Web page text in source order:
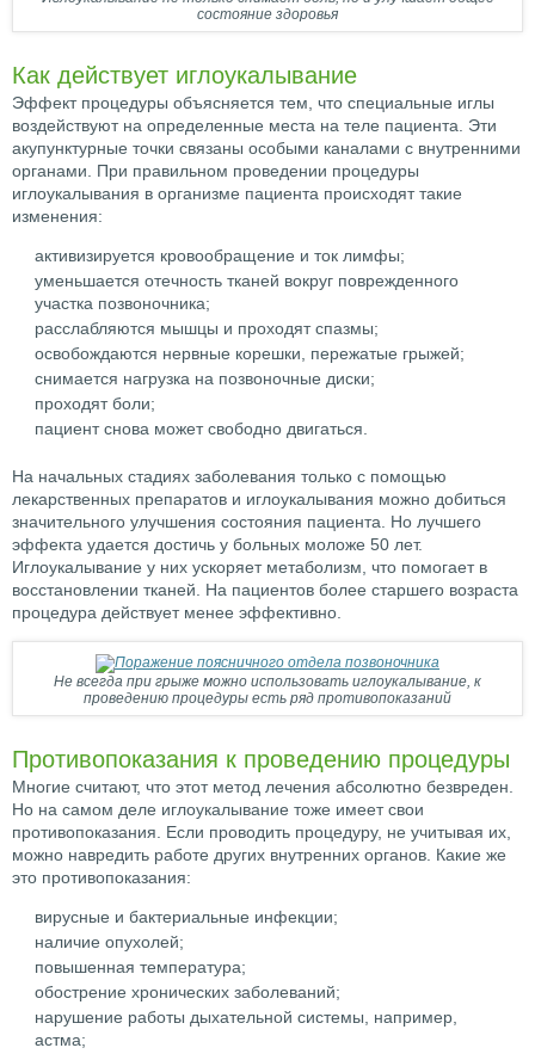
состояние здоровья
Как действует иглоукалывание
Эффект процедуры объясняется тем, что специальные иглы
воздействуют на определенные места на теле пациента. Эти
акупунктурные точки связаны особыми каналами с внутренними
органами. При правильном проведении процедуры
иглоукалывания в организме пациента происходят такие
изменения:
активизируется кровообращение и ток лимфы;
уменьшается отечность тканей вокруг поврежденного
участка позвоночника;
расслабляются мышцы и проходят спазмы;
освобождаются нервные корешки, пережатые грыжей;
снимается нагрузка на позвоночные диски;
проходят боли;
пациент снова может свободно двигаться.
На начальных стадиях заболевания только с помощью
лекарственных препаратов и иглоукалывания можно добиться
значительного улучшения состояния пациента. Но лучшего
эффекта удается достичь у больных моложе 50 лет.
Иглоукалывание у них ускоряет метаболизм, что помогает в
восстановлении тканей. На пациентов более старшего возраста
процедура действует менее эффективно.
Не всегда при грыже можно использовать иглоукалывание, к
проведению процедуры есть ряд противопоказаний
Противопоказания к проведению процедуры
Многие считают, что этот метод лечения абсолютно безвреден.
Но на самом деле иглоукалывание тоже имеет свои
противопоказания. Если проводить процедуру, не учитывая их,
можно навредить работе других внутренних органов. Какие же
это противопоказания:
вирусные и бактериальные инфекции;
наличие опухолей;
повышенная температура;
обострение хронических заболеваний;
нарушение работы дыхательной системы, например,
астма;